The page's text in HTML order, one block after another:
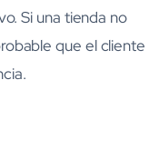
Si una tienda no
que el cliente